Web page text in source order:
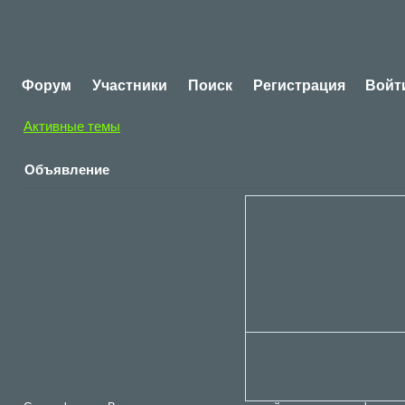
Форум Участники Поиск Регистрация
Активные темы
Объявление